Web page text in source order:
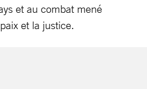
et au combat mené
et la justice.